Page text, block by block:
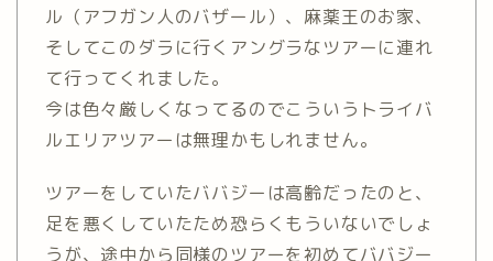
ル（アフガン人のバザール）、麻薬王のお家、
そしてこのダラに行くアングラなツアーに連れ
て行ってくれました。
今は色々厳しくなってるのでこういうトライバ
ルエリアツアーは無理かもしれません。
ツアーをしていたババジーは高齢だったのと、
足を悪くしていたため恐らくもういないでしょ
うが、途中から同様のツアーを初めてババジー